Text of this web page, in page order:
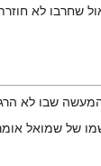
שחרבו לא
המעשה שבו לא
של שמואל